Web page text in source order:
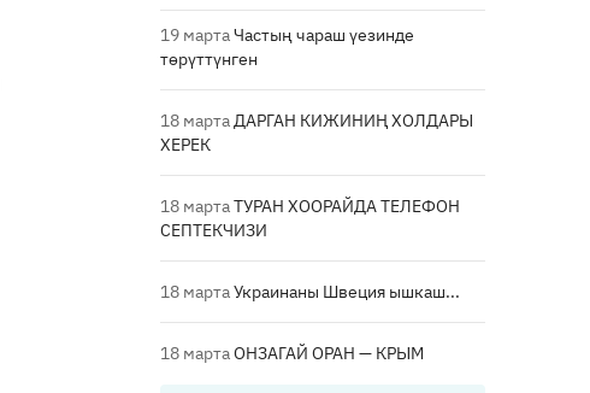
19 марта
төрүттүнген
18 марта
ХЕРЕК
18 марта
СЕПТЕКЧИЗИ
18 мартаУкраинаны Швеция ышкаш...
18 мартаОНЗАГАЙ ОРАН — КРЫМ